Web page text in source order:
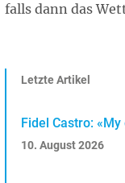
falls dann das
Letzte Artikel
Fidel Castro:
10. August 2026